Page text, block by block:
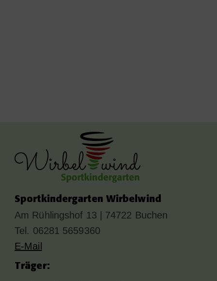
Sportkindergarten Wirbelwind
Am Rühlingshof 13 | 74722 Buchen
Tel. 06281 5659360
E-Mail
Träger: